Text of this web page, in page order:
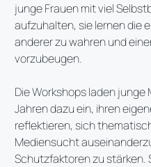
junge Frauen mit viel
aufzuhalten, sie lernen die
anderer zu wahren und
vorzubeugen.
Die Workshops laden
Jahren dazu ein, ihren
reflektieren, sich
Mediensucht
Schutzfaktoren zu stärken.